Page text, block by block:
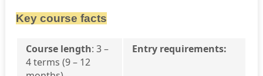
Key course facts
Course length: 3 –
4 terms (9 – 12
Entry requirements: